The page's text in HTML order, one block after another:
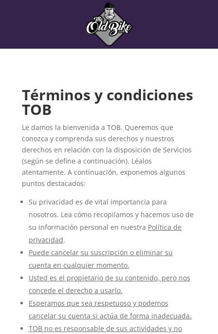
Términos y condiciones
TOB
Le damos la bienvenida a TOB. Queremos que
conozca y comprenda sus derechos y nuestros
derechos en relación con la disposición de Servicios
(según se define a continuación). Léalos
atentamente. A continuación, exponemos algunos
puntos destacados:
Su privacidad es de vital importancia para
nosotros. Lea cómo recopilamos y hacemos uso de
su información personal en nuestra Política de
privacidad.
Puede cancelar su suscripción o eliminar su
cuenta en cualquier momento.
Usted es el propietario de su contenido, pero nos
concede el derecho a usarlo.
Esperamos que sea respetuoso y podemos
cancelar su cuenta si actúa de forma inadecuada.
TOB no es responsable de sus actividades y no